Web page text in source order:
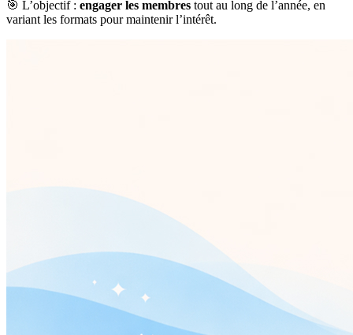
🎯 L’objectif : engager les membres tout au long de l’année, en
variant les formats pour maintenir l’intérêt.